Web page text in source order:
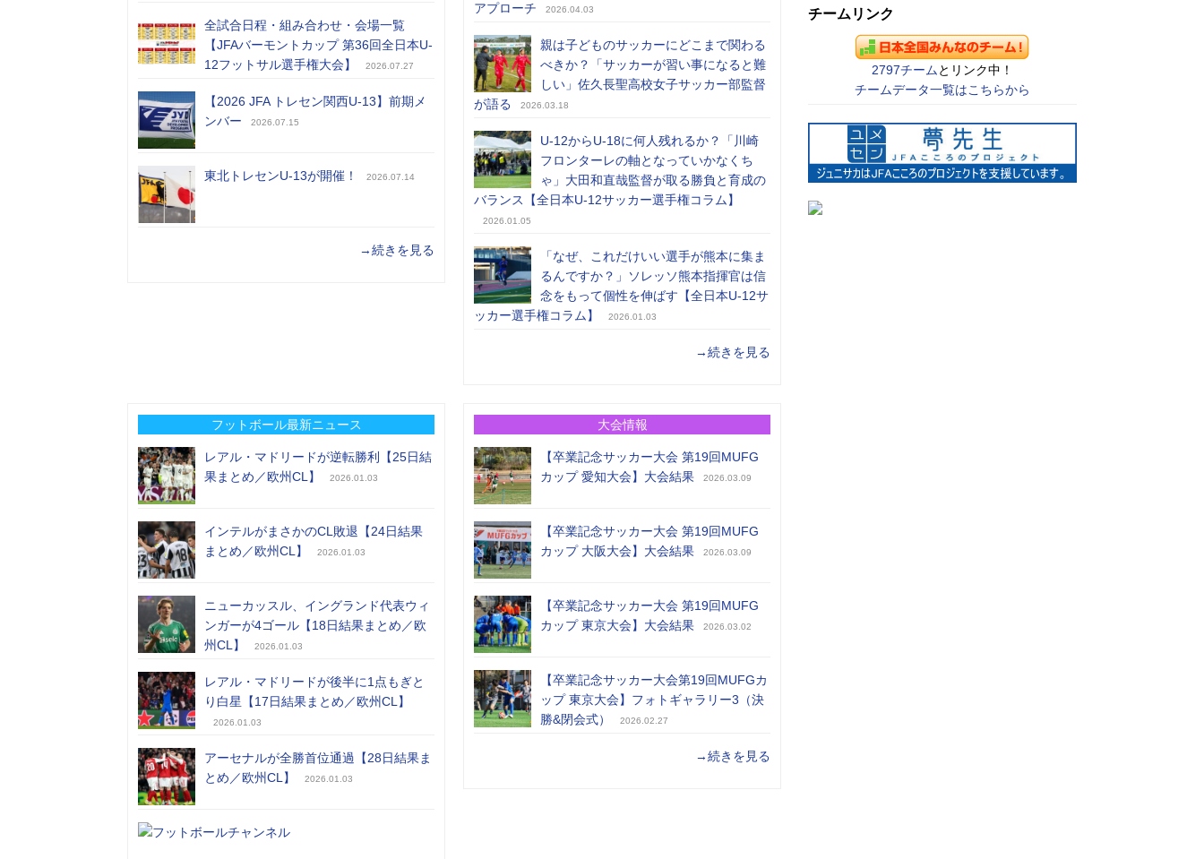
全試合日程・組み合わせ・会場一覧
【JFAバーモントカップ 第36回全日本U-
12フットサル選手権大会】
2026.07.27
【2026 JFA トレセン関西U-13】前期メ
ンバー
2026.07.15
東北トレセンU-13が開催！ 2026.07.14
→続きを見る
アプローチ
2026.04.03
親は子どものサッカーにどこまで関わる
べきか？「サッカーが習い事になると難
しい」佐久長聖高校女子サッカー部監督
が語る
2026.03.18
U-12からU-18に何人残れるか？「川崎
フロンターレの軸となっていかなくち
ゃ」大田和直哉監督が取る勝負と育成の
バランス【全日本U-12サッカー選手権コラム】
2026.01.05
「なぜ、これだけいい選手が熊本に集ま
るんですか？」ソレッソ熊本指揮官は信
念をもって個性を伸ばす【全日本U-12サ
ッカー選手権コラム】
2026.01.03
→続きを見る
フットボール最新ニュース
レアル・マドリードが逆転勝利【25日結
果まとめ／欧州CL】
2026.01.03
インテルがまさかのCL敗退【24日結果
まとめ／欧州CL】
2026.01.03
ニューカッスル、イングランド代表ウィ
ンガーが4ゴール【18日結果まとめ／欧
州CL】
2026.01.03
レアル・マドリードが後半に1点もぎと
り白星【17日結果まとめ／欧州CL】
2026.01.03
アーセナルが全勝首位通過【28日結果ま
とめ／欧州CL】
2026.01.03
大会情報
【卒業記念サッカー大会 第19回MUFG
カップ 愛知大会】大会結果
2026.03.09
【卒業記念サッカー大会 第19回MUFG
カップ 大阪大会】大会結果
2026.03.09
【卒業記念サッカー大会 第19回MUFG
カップ 東京大会】大会結果
2026.03.02
【卒業記念サッカー大会第19回MUFGカ
ップ 東京大会】フォトギャラリー3（決
勝&閉会式）
2026.02.27
→続きを見る
チームリンク
2797チーム とリンク中！
チームデータ一覧はこちらから